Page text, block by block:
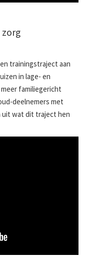
trainingstraject aan
in lage- en
familiegericht
deelnemers met
uit wat dit traject hen